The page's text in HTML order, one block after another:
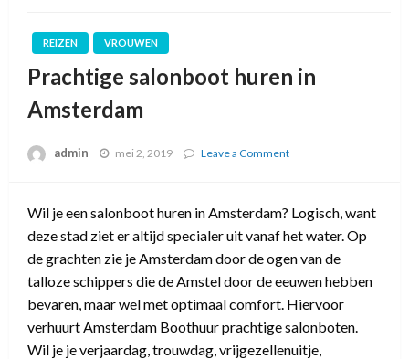
REIZEN VROUWEN
Prachtige salonboot huren in
Amsterdam
admin mei 2, 2019 Leave a Comment
in
Amsterdam
Wil je een salonboot huren in Amsterdam? Logisch, want
deze stad ziet er altijd specialer uit vanaf het water. Op
de grachten zie je Amsterdam door de ogen van de
talloze schippers die de Amstel door de eeuwen hebben
bevaren, maar wel met optimaal comfort. Hiervoor
verhuurt Amsterdam Boothuur prachtige salonboten.
Wil je je verjaardag, trouwdag, vrijgezellenuitje,